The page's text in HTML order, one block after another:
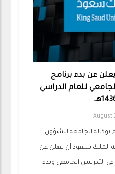
عن بدء برنامج
للعام الدراسي
بوكالة الجامعة للشؤون
الملك سعود أن يعلن عن
التدريس الجامعي وبدء